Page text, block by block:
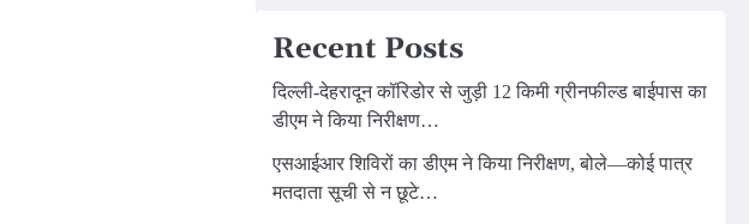
Recent Posts
दिल्ली-देहरादून कॉरिडोर से जुड़ी 12 किमी ग्रीनफील्ड बाईपास का
डीएम ने किया निरीक्षण…
एसआईआर शिविरों का डीएम ने किया निरीक्षण, बोले—कोई पात्र
मतदाता सूची से न छूटे…